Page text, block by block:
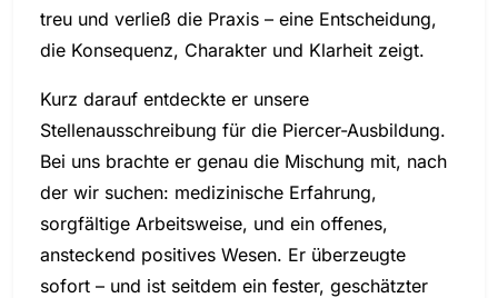
treu und verließ die Praxis – eine Entscheidung,
die Konsequenz, Charakter und Klarheit zeigt.
Kurz darauf entdeckte er unsere
Stellenausschreibung für die Piercer-Ausbildung.
Bei uns brachte er genau die Mischung mit, nach
der wir suchen: medizinische Erfahrung,
sorgfältige Arbeitsweise, und ein offenes,
ansteckend positives Wesen. Er überzeugte
sofort – und ist seitdem ein fester, geschätzter